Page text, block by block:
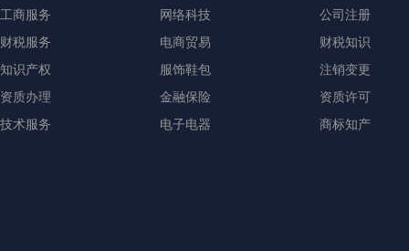
工商服务
财税服务
知识产权
资质办理
技术服务
网络科技
电商贸易
服饰鞋包
金融保险
电子电器
公司注册
财税知识
注销变更
资质许可
商标知产